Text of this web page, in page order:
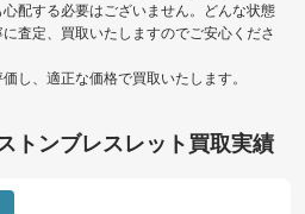
配する必要はございません。どんな状態
査定、買取いたしますのでご安心くださ
し、適正な価格で買取いたします。
トンブレスレット買取実績